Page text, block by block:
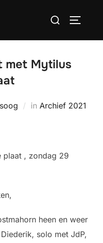
Zoek
met Mytilus
in Archief 2021
plaat , zondag 29
heen en weer
solo met JdP,